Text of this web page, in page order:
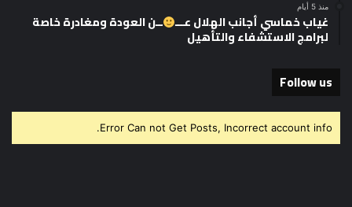
منذ 5 أيام
غياب خماسي أجانب الهلال عـــ ــن العودة ومغادرة خاصة
لبرامج الاستشفاء والتأهيل
Follow us
Error Can not Get Posts, Incorrect account info.